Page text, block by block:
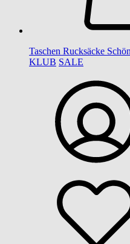
Taschen Rucksäcke
KLUB SALE